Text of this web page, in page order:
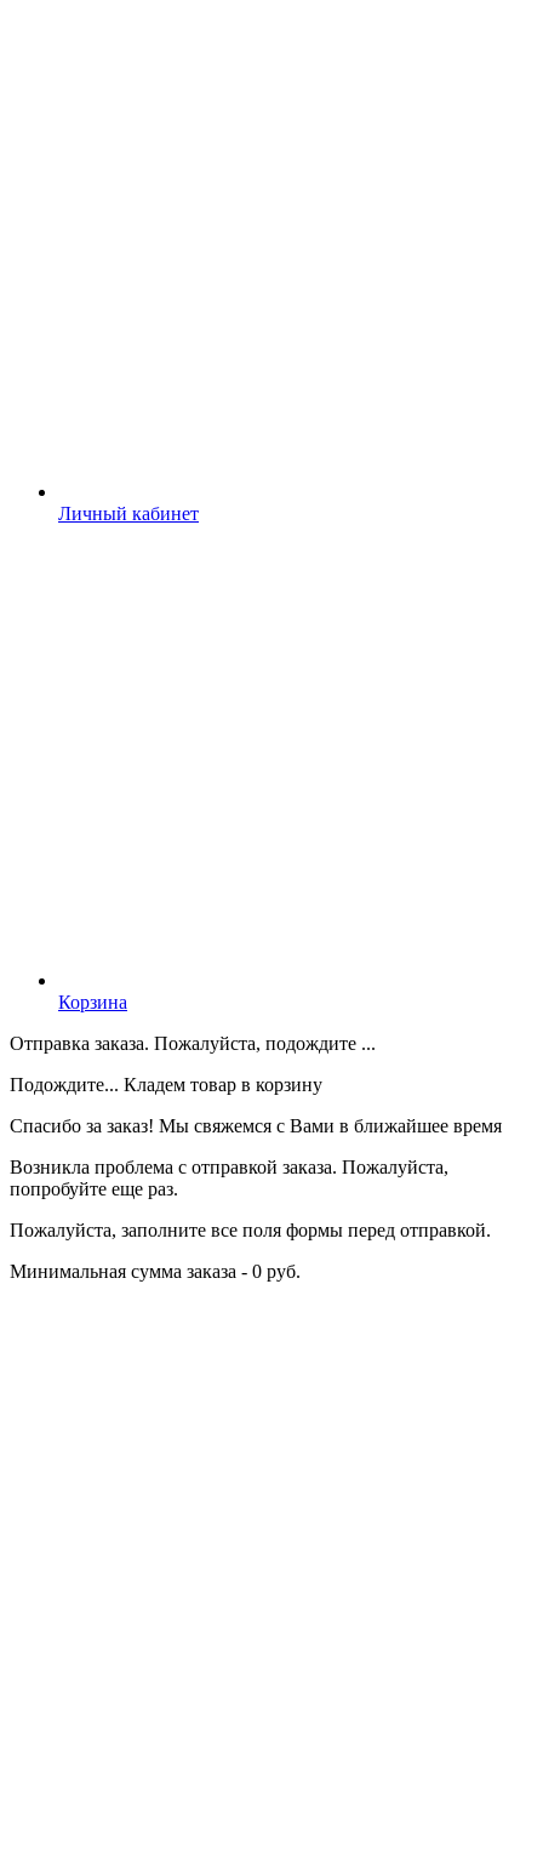
Личный кабинет
Корзина
Отправка заказа. Пожалуйста, подождите ...
Подождите... Кладем товар в корзину
Спасибо за заказ! Мы свяжемся с Вами в ближайшее время
Возникла проблема с отправкой заказа. Пожалуйста,
попробуйте еще раз.
Пожалуйста, заполните все поля формы перед отправкой.
Минимальная сумма заказа - 0 руб.